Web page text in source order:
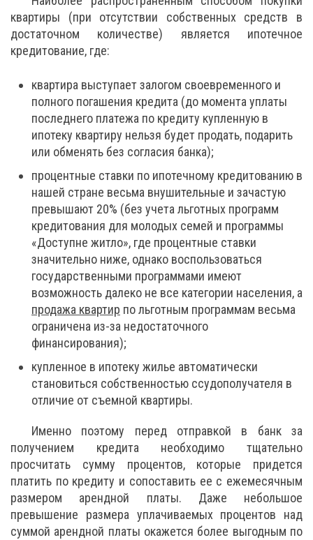
квартиры (при отсутствии собственных средств в
достаточном количестве) является ипотечное
кредитование, где:
квартира выступает залогом своевременного и
полного погашения кредита (до момента уплаты
последнего платежа по кредиту купленную в
ипотеку квартиру нельзя будет продать, подарить
или обменять без согласия банка);
процентные ставки по ипотечному кредитованию в
нашей стране весьма внушительные и зачастую
превышают 20% (без учета льготных программ
кредитования для молодых семей и программы
«Доступне житло», где процентные ставки
значительно ниже, однако воспользоваться
государственными программами имеют
возможность далеко не все категории населения, а
продажа квартир по льготным программам весьма
ограничена из-за недостаточного
финансирования);
купленное в ипотеку жилье автоматически
становиться собственностью ссудополучателя в
отличие от съемной квартиры.
Именно поэтому перед отправкой в банк за
получением кредита необходимо тщательно
просчитать сумму процентов, которые придется
платить по кредиту и сопоставить ее с ежемесячным
размером арендной платы. Даже небольшое
превышение размера уплачиваемых процентов над
суммой арендной платы окажется более выгодным по